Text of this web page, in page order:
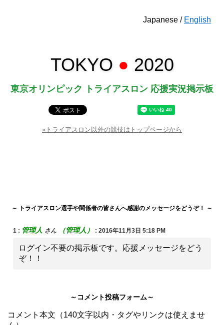
Japanese / English
TOKYO ● 2020
東京オリンピック トライアスロン 応援実況掲示板
»トライアスロン以外の競技はトップページから
～ トライアスロン選手や関係者の皆さんへ感謝のメッセージをどうぞ！ ～
1 : 管理人 さん （管理人） :2016年11月3日 5:18 PM
ログイン不要の掲示板です。応援メッセージをどう
ぞ！！
～コメント投稿フォーム～
コメント本文（140文字以内・タグやリンクは使えませ